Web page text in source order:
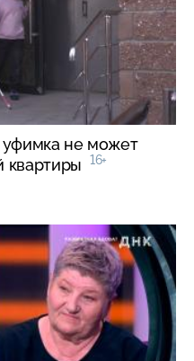
уфимка не может
квартиры
16+